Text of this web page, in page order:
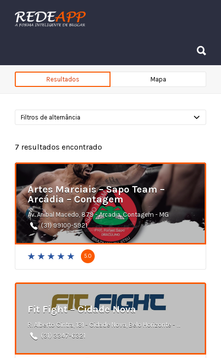
Procurar:
Resultados Mapa
Filtros de alternância
7 resultados encontrado
Artes Marciais – Sapo Team –
Arcádia – Contagem
Av. Aníbal Macedo, 879 - Arcadia, Contagem - MG
(31) 99100-5921
5.0
Fit Fight – Cidade Nova
R. Alberto Cintra, 131 - Cidade Nova, Belo Horizonte - MG
(31) 3347-6321